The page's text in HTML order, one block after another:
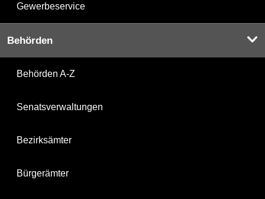
Gewerbeservice
Behörden
Behörden A-Z
Senatsverwaltungen
Bezirksämter
Bürgerämter